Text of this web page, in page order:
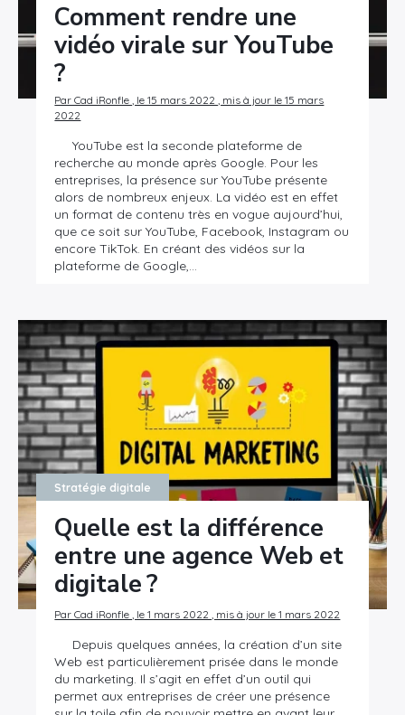
Comment rendre une
vidéo virale sur YouTube
?
Par Cad iRonfle , le 15 mars 2022 , mis à jour le 15 mars
2022
YouTube est la seconde plateforme de
recherche au monde après Google. Pour les
entreprises, la présence sur YouTube présente
alors de nombreux enjeux. La vidéo est en effet
un format de contenu très en vogue aujourd’hui,
que ce soit sur YouTube, Facebook, Instagram ou
encore TikTok. En créant des vidéos sur la
plateforme de Google,…
Stratégie digitale
Quelle est la différence
entre une agence Web et
digitale ?
Par Cad iRonfle , le 1 mars 2022 , mis à jour le 1 mars 2022
Depuis quelques années, la création d’un site
Web est particulièrement prisée dans le monde
du marketing. Il s’agit en effet d’un outil qui
permet aux entreprises de créer une présence